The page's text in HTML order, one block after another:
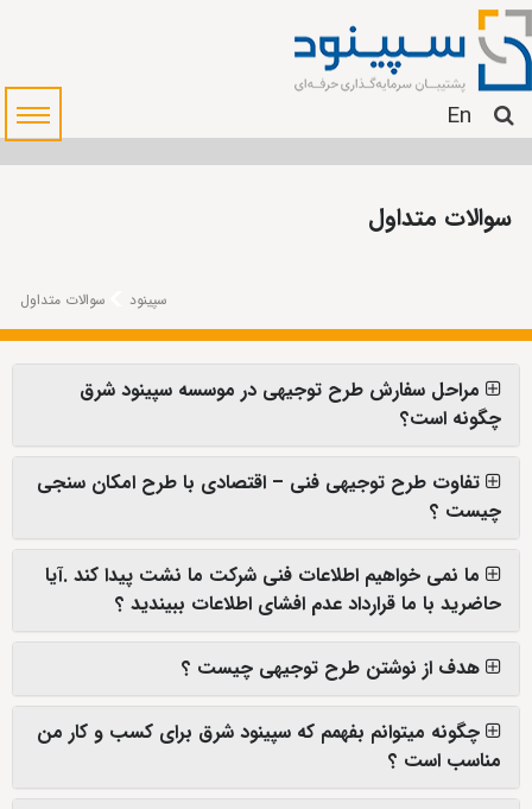
En
سوالات متداول
سپینود سوالات متداول
مراحل سفارش طرح توجیهی در موسسه سپینود شرق
چگونه است؟
تفاوت طرح توجیهی فنی – اقتصادی با طرح امکان سنجی
چیست ؟
ما نمی خواهیم اطلاعات فنی شرکت ما نشت پیدا کند .آیا
حاضرید با ما قرارداد عدم افشای اطلاعات ببیندید ؟
هدف از نوشتن طرح توجیهی چیست ؟
چگونه میتوانم بفهمم که سپینود شرق برای کسب و کار من
مناسب است ؟